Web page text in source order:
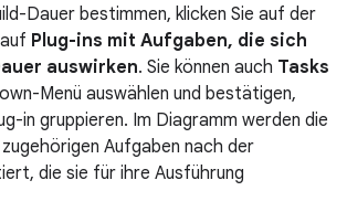
Dauer bestimmen, klicken Sie auf der
Plug-ins mit Aufgaben, die sich
auswirken. Sie können auch Tasks
Menü auswählen und bestätigen,
in gruppieren. Im Diagramm werden die
Aufgaben nach der
die sie für ihre Ausführung